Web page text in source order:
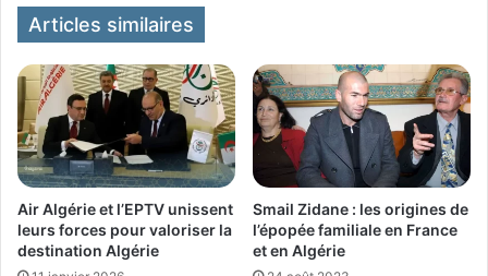
Articles similaires
Air Algérie et l’EPTV unissent
leurs forces pour valoriser la
destination Algérie
Smail Zidane : les origines de
l’épopée familiale en France
et en Algérie